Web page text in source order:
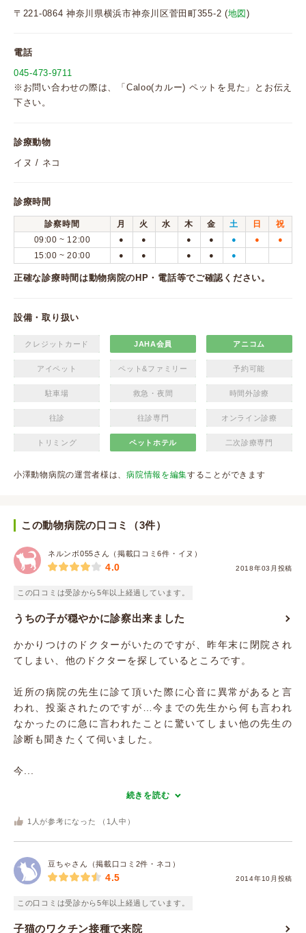
〒221-0864 神奈川県横浜市神奈川区菅田町355-2 (地図)
電話
045-473-9711
※お問い合わせの際は、「Caloo(カルー) ペットを見た」とお伝え
下さい。
診療動物
イヌ / ネコ
診療時間
診察時間 月 火 水 木 金 土 日
祝
09:00 ~ 12:00
● ● ● ● ● ● ●
15:00 ~ 20:00 ● ● ● ● ●
正確な診療時間は動物病院のHP・電話等でご確認ください。
設備・取り扱い
クレジットカード JAHA会員 アニコム
アイペット ペット&ファミリー 予約可能
駐車場 救急・夜間 時間外診療
往診 往診専門 オンライン診療
トリミング ペットホテル 二次診療専門
小澤動物病院の運営者様は、病院情報を編集することができます
この動物病院の口コミ（3件）
ネルンボ055さん（掲載口コミ6件・イヌ）
2018年03月投稿
4.0
この口コミは受診から5年以上経過しています。
うちの子が穏やかに診察出来ました
かかりつけのドクターがいたのですが、昨年末に閉院され
てしまい、他のドクターを探しているところです。
近所の病院の先生に診て頂いた際に心音に異常があると言
われ、投薬されたのですが…今までの先生から何も言われ
なかったのに急に言われたことに驚いてしまい他の先生の
診断も聞きたくて伺いました。
今...
続きを読む
1 人が参考になった （ 1 人中）
豆ちゃさん（掲載口コミ2件・ネコ）
2014年10月投稿
4.5
この口コミは受診から5年以上経過しています。
子猫のワクチン接種で来院